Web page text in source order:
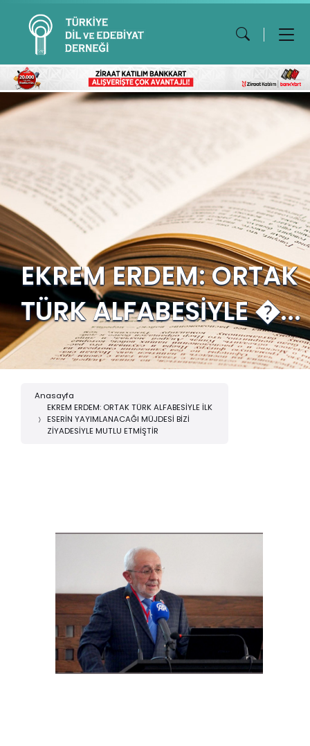
EKREM ERDEM: ORTAK
TÜRK ALFABESİYLE �...
Anasayfa
EKREM ERDEM: ORTAK TÜRK ALFABESİYLE İLK
ESERİN YAYIMLANACAĞI MÜJDESİ BİZİ
ZİYADESİYLE MUTLU ETMİŞTİR